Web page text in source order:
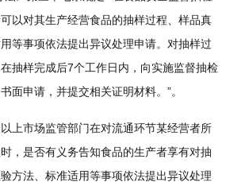
以对其生产经营食品的抽样过程、样品真
等事项依法提出异议处理申请。对抽样过
抽样完成后7个工作日内，向实施监督抽检
面申请，并提交相关证明材料。”。
市场监管部门在对流通环节某经营者所
，是否有义务告知食品的生产者享有对抽
方法、标准适用等事项依法提出异议处理